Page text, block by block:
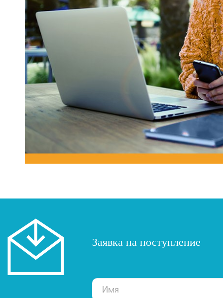
Заявка на поступление